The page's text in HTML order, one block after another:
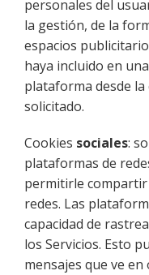
personales del
la gestión, de la
espacios
haya incluido en
plataforma desde
solicitado.
Cookies sociales:
plataformas de
permitirle
redes. Las
capacidad de
los Servicios. Esto
mensajes que ve